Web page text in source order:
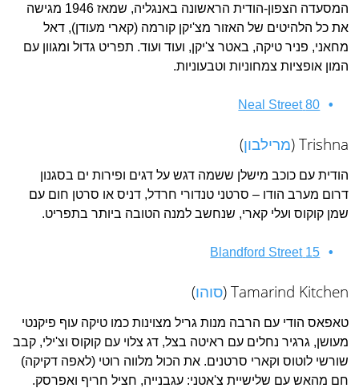
המסעדה הצפון-הודית הראשונה באנגליה, שמאז 1946 מגישה
את כל הלהיטים של האזור מצ'יקן קורמה (קארי מעודן), דאל
מחאני, פניר טיקה, באטר צ'יקן, ועוד ועוד. תפריט גדול ומגוון עם
המון אופציות צמחוניות וטבעוניות.
80 Neal Street
Trishna ( מרילבון)
הודית עם כוכב מישלן ששמה דגש על דגים ופירות ים בסגנון
דרום מערב הודו – סרטני טנדורי חרדל, דניס או סרטן חום עם
שמן קוקוס ועלי קארי, שנחשב למנה הטובה ביותר בתפריט.
15 Blandford Street
Tamarind Kitchen ( סוהו)
טאפאס הודי עם הרבה מנות גריל מצוינות כמו טיקה עוף פיקנטי
מעושן, גרגיר נחלים עם ראיטה בצל, דג צלוי עם קוקוס וצ'ילי, קבב
שורשי לוטוס וקארי סרטנים. את הכול מלווה רוטי (לאפה דקיקה)
חם מהאש עם שלישיית צ'אטני: עגבנייה, חציל חריף ואפרסק.